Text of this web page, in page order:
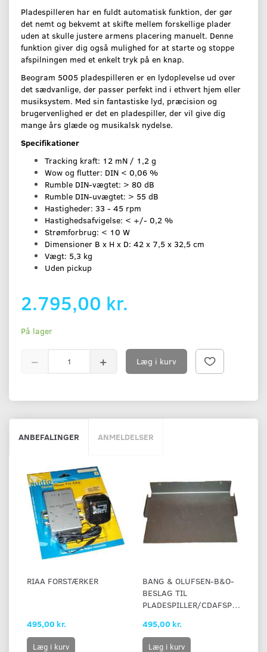
Pladespilleren har en fuldt automatisk funktion, der gør
det nemt og bekvemt at skifte mellem forskellige plader
uden at skulle justere armens placering manuelt. Denne
funktion giver dig også mulighed for at starte og stoppe
afspilningen med et enkelt tryk på en knap.
Beogram 5005 pladespilleren er en lydoplevelse ud over
det sædvanlige, der passer perfekt ind i ethvert hjem eller
musiksystem. Med sin fantastiske lyd, præcision og
brugervenlighed er det en pladespiller, der vil give dig
mange års glæde og musikalsk nydelse.
Specifikationer
Tracking kraft: 12 mN / 1,2 g
Wow og flutter: DIN < 0,06 %
Rumble DIN-vægtet: > 80 dB
Rumble DIN-uvægtet: > 55 dB
Hastigheder: 33 - 45 rpm
Hastighedsafvigelse: < +/- 0,2 %
Strømforbrug: < 10 W
Dimensioner B x H x D: 42 x 7,5 x 32,5 cm
Vægt: 5,3 kg
Uden pickup
2.795,00 kr.
På lager
Læg i kurv
ANBEFALINGER ANMELDELSER
RIAA FORSTÆRKER
495,00 kr.
Læg i kurv
BANG & OLUFSEN-B&O-
BESLAG TIL
PLADESPILLER/CDAFSPILLER
495,00 kr.
Læg i kurv